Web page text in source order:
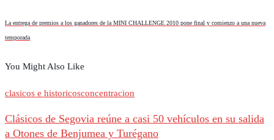
La entrega de premios a los ganadores de la MINI CHALLENGE 2010 pone final y comienzo a una nueva
temporada
You Might Also Like
clasicos e historicosconcentracion
Clásicos de Segovia reúne a casi 50 vehículos en su salida
a Otones de Benjumea y Turégano